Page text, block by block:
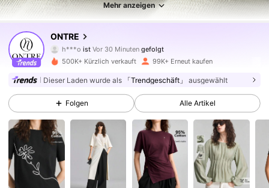
Mehr anzeigen
ONTRE
v***dist am Durchsuchen
4,79
1.6M Follower
4,79 1.6M Follower
4,79 1.6M Follower
4,79 1.6M Follower
500K+ Kürzlich verkauft 99K+ Erneut kaufen
Dieser Laden wurde als 「Trendgeschäft」 ausgewählt
Folgen Alle Artikel